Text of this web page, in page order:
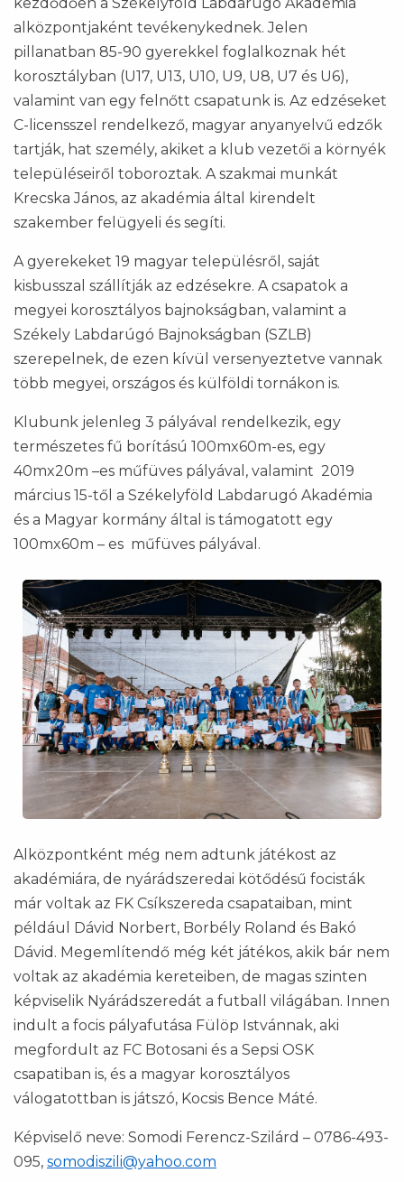
alközpontjaként tevékenykednek. Jelen
pillanatban 85-90 gyerekkel foglalkoznak hét
korosztályban (U17, U13, U10, U9, U8, U7 és U6),
valamint van egy felnőtt csapatunk is. Az edzéseket
C-licensszel rendelkező, magyar anyanyelvű edzők
tartják, hat személy, akiket a klub vezetői a környék
településeiről toboroztak. A szakmai munkát
Krecska János, az akadémia által kirendelt
szakember felügyeli és segíti.
A gyerekeket 19 magyar településről, saját
kisbusszal szállítják az edzésekre. A csapatok a
megyei korosztályos bajnokságban, valamint a
Székely Labdarúgó Bajnokságban (SZLB)
szerepelnek, de ezen kívül versenyeztetve vannak
több megyei, országos és külföldi tornákon is.
Klubunk jelenleg 3 pályával rendelkezik, egy
természetes fű borítású 100mx60m-es, egy
40mx20m –es műfüves pályával, valamint 2019
március 15-től a Székelyföld Labdarugó Akadémia
és a Magyar kormány által is támogatott egy
100mx60m – es műfüves pályával.
Alközpontként még nem adtunk játékost az
akadémiára, de nyárádszeredai kötődésű focisták
már voltak az FK Csíkszereda csapataiban, mint
például Dávid Norbert, Borbély Roland és Bakó
Dávid. Megemlítendő még két játékos, akik bár nem
voltak az akadémia kereteiben, de magas szinten
képviselik Nyárádszeredát a futball világában. Innen
indult a focis pályafutása Fülöp Istvánnak, aki
megfordult az FC Botosani és a Sepsi OSK
csapatiban is, és a magyar korosztályos
válogatottban is játszó, Kocsis Bence Máté.
Képviselő neve: Somodi Ferencz-Szilárd – 0786-493-
095, somodiszili@yahoo.com